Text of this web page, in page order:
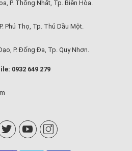
P. Thống Nhất, Tp. Biên Hòa.
Phú Thọ, Tp. Thủ Dầu Một.
P. Đống Đa, Tp. Quy Nhơn.
0932 649 279